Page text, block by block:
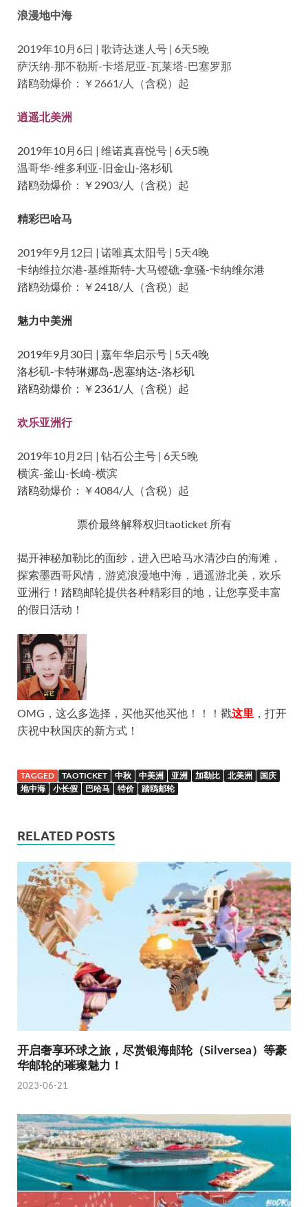
浪漫地中海
2019年10月6日 | 歌诗达迷人号 | 6天5晚
萨沃纳-那不勒斯-卡塔尼亚-瓦莱塔-巴塞罗那
踏鸥劲爆价：￥2661/人（含税）起
逍遥北美洲
2019年10月6日 | 维诺真喜悦号 | 6天5晚
温哥华-维多利亚-旧金山-洛杉矶
踏鸥劲爆价：￥2903/人（含税）起
精彩巴哈马
2019年9月12日 | 诺唯真太阳号 | 5天4晚
卡纳维拉尔港-基维斯特-大马镫礁-拿骚-卡纳维尔港
踏鸥劲爆价：￥2418/人（含税）起
魅力中美洲
2019年9月30日 | 嘉年华启示号 | 5天4晚
洛杉矶-卡特琳娜岛-恩塞纳达-洛杉矶
踏鸥劲爆价：￥2361/人（含税）起
欢乐亚洲行
2019年10月2日 | 钻石公主号 | 6天5晚
横滨-釜山-长崎-横滨
踏鸥劲爆价：￥4084/人（含税）起
票价最终解释权归taoticket 所有
揭开神秘加勒比的面纱，进入巴哈马水清沙白的海滩，
探索墨西哥风情，游览浪漫地中海，逍遥游北美，欢乐
亚洲行！踏鸥邮轮提供各种精彩目的地，让您享受丰富
的假日活动！
OMG，这么多选择，买他买他买他！！！戳这里 ，打开
庆祝中秋国庆的新方式！
TAGGED TAOTICKET 中秋 中美洲 亚洲 加勒比 北美洲
国庆
地中海
小长假 巴哈马 特价 踏鸥邮轮
RELATED POSTS
开启奢享环球之旅，尽赏银海邮轮（Silversea）等豪
华邮轮的璀璨魅力！
2023-06-21